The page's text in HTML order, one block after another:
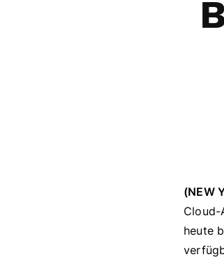
(NEW
Cloud-
heute